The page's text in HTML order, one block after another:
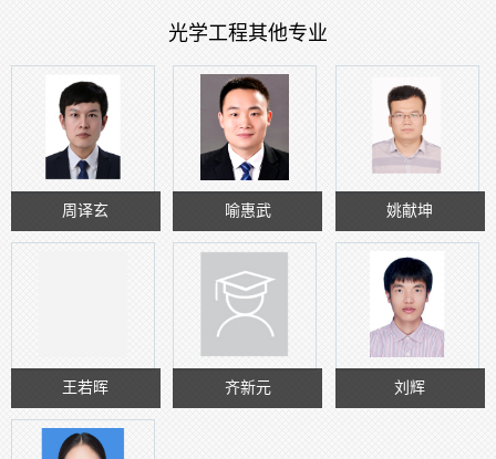
光学工程其他专业
周译玄 喻惠武 姚献坤
王若晖 齐新元 刘辉